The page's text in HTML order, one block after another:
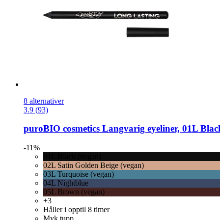
8 alternativer
3.9 (93)
puroBIO cosmetics Langvarig eyeliner, 01L
-11%
02L Satin Golden Beige (vegan)
03L Turquoise (vegan)
04L Nightblue
05L Brown (vegan)
+3
Håller i opptil 8 timer
Myk tupp